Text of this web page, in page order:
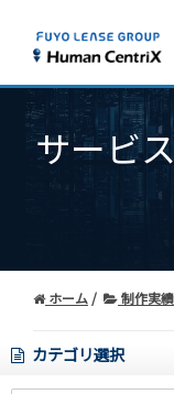
サービ
ホーム 制作実績
カテゴリ選択